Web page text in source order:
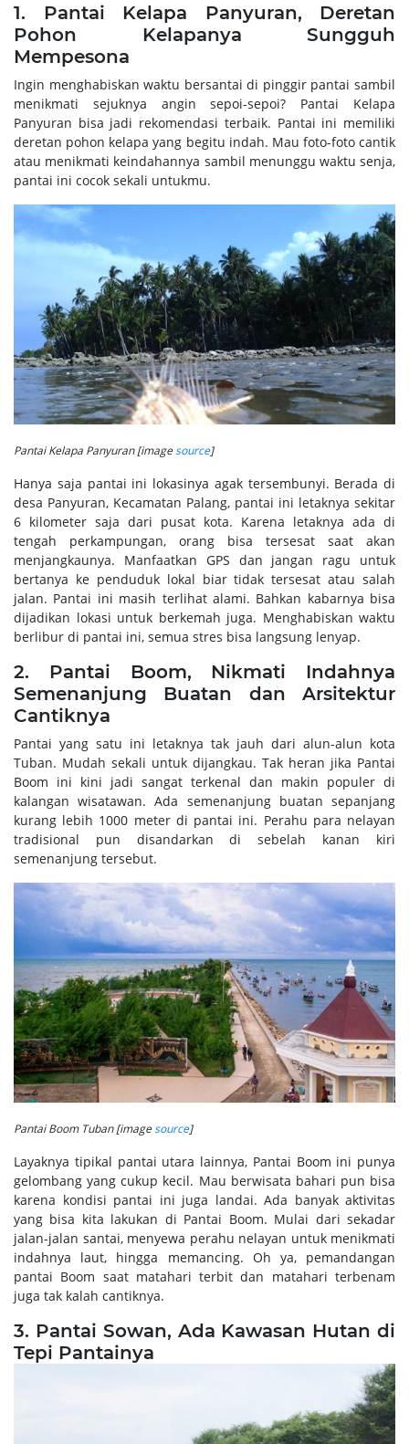
1. Pantai Kelapa Panyuran, Deretan
Pohon Kelapanya Sungguh
Mempesona
Ingin menghabiskan waktu bersantai di pinggir pantai sambil
menikmati sejuknya angin sepoi-sepoi? Pantai Kelapa
Panyuran bisa jadi rekomendasi terbaik. Pantai ini memiliki
deretan pohon kelapa yang begitu indah. Mau foto-foto cantik
atau menikmati keindahannya sambil menunggu waktu senja,
pantai ini cocok sekali untukmu.
Pantai Kelapa Panyuran [imagesource]
Hanya saja pantai ini lokasinya agak tersembunyi. Berada di
desa Panyuran, Kecamatan Palang, pantai ini letaknya sekitar
6 kilometer saja dari pusat kota. Karena letaknya ada di
tengah perkampungan, orang bisa tersesat saat akan
menjangkaunya. Manfaatkan GPS dan jangan ragu untuk
bertanya ke penduduk lokal biar tidak tersesat atau salah
jalan. Pantai ini masih terlihat alami. Bahkan kabarnya bisa
dijadikan lokasi untuk berkemah juga. Menghabiskan waktu
berlibur di pantai ini, semua stres bisa langsung lenyap.
2. Pantai Boom, Nikmati Indahnya
Semenanjung Buatan dan Arsitektur
Cantiknya
Pantai yang satu ini letaknya tak jauh dari alun-alun kota
Tuban. Mudah sekali untuk dijangkau. Tak heran jika Pantai
Boom ini kini jadi sangat terkenal dan makin populer di
kalangan wisatawan. Ada semenanjung buatan sepanjang
kurang lebih 1000 meter di pantai ini. Perahu para nelayan
tradisional pun disandarkan di sebelah kanan kiri
semenanjung tersebut.
Pantai Boom Tuban [imagesource]
Layaknya tipikal pantai utara lainnya, Pantai Boom ini punya
gelombang yang cukup kecil. Mau berwisata bahari pun bisa
karena kondisi pantai ini juga landai. Ada banyak aktivitas
yang bisa kita lakukan di Pantai Boom. Mulai dari sekadar
jalan-jalan santai, menyewa perahu nelayan untuk menikmati
indahnya laut, hingga memancing. Oh ya, pemandangan
pantai Boom saat matahari terbit dan matahari terbenam
juga tak kalah cantiknya.
3. Pantai Sowan, Ada Kawasan Hutan di
Tepi Pantainya